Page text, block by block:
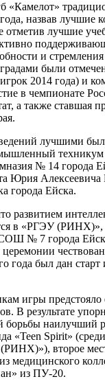
«Камелот»
назвав лучшие
отметив лучшие
и
были
2014 года) и
в чемпионате
а также ставшая
лучшими
№ 14 города
Юрия
города Ейска.
развитием
в «РГЭУ
№ 7 города
года был дан старт
игры предстояло
В результате
наилучший
«Teen Spirit»
второе
медицинского
из ПУ-20.